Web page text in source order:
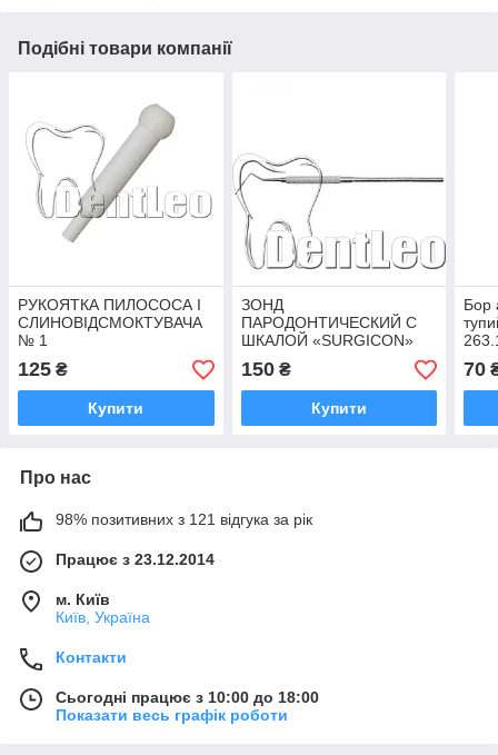
Подібні товари компанії
РУКОЯТКА ПИЛОСОСА І
СЛИНОВІДСМОКТУВАЧА
№ 1
125 ₴
Купити
ЗОНД
ПАРОДОНТИЧЕСКИЙ С
ШКАЛОЙ «SURGICON»
№2
150₴
Купити
Бор
70
Про нас
98% позитивних з 121 відгука за рік
Працює з 23.12.2014
м. Київ
Київ, Україна
Контакти
Сьогодні працює з 10:00 до 18:00
Показати весь графік роботи